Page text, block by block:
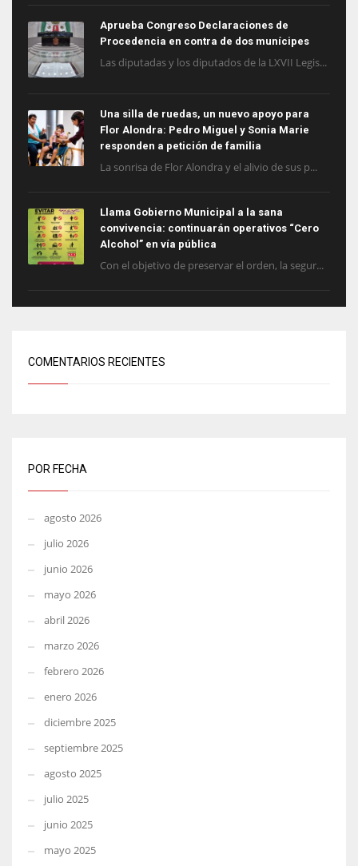
Aprueba Congreso Declaraciones de
Procedencia en contra de dos munícipes
Las diputadas y los diputados de la LXVII Legis...
Una silla de ruedas, un nuevo apoyo para
Flor Alondra: Pedro Miguel y Sonia Marie
responden a petición de familia
La sonrisa de Flor Alondra y el alivio de sus p...
Llama Gobierno Municipal a la sana
convivencia: continuarán operativos “Cero
Alcohol” en vía pública
Con el objetivo de preservar el orden, la segur...
COMENTARIOS RECIENTES
POR FECHA
agosto 2026
julio 2026
junio 2026
mayo 2026
abril 2026
marzo 2026
febrero 2026
enero 2026
diciembre 2025
septiembre 2025
agosto 2025
julio 2025
junio 2025
mayo 2025